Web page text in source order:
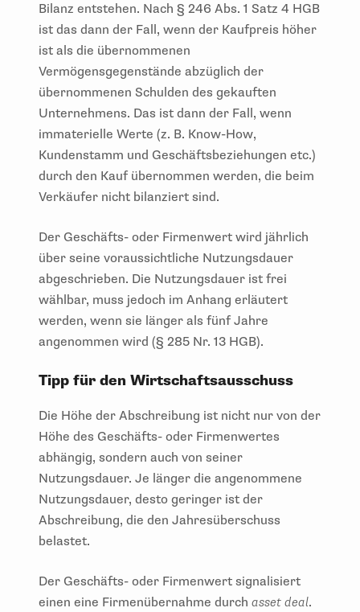
Bilanz entstehen. Nach § 246 Abs. 1 Satz 4 HGB
ist das dann der Fall, wenn der Kaufpreis höher
ist als die übernommenen
Vermögensgegenstände abzüglich der
übernommenen Schulden des gekauften
Unternehmens. Das ist dann der Fall, wenn
immaterielle Werte (z. B. Know-How,
Kundenstamm und Geschäftsbeziehungen etc.)
durch den Kauf übernommen werden, die beim
Verkäufer nicht bilanziert sind.
Der Geschäfts- oder Firmenwert wird jährlich
über seine voraussichtliche Nutzungsdauer
abgeschrieben. Die Nutzungsdauer ist frei
wählbar, muss jedoch im Anhang erläutert
werden, wenn sie länger als fünf Jahre
angenommen wird (§ 285 Nr. 13 HGB).
Tipp für den Wirtschaftsausschuss
Die Höhe der Abschreibung ist nicht nur von der
Höhe des Geschäfts- oder Firmenwertes
abhängig, sondern auch von seiner
Nutzungsdauer. Je länger die angenommene
Nutzungsdauer, desto geringer ist der
Abschreibung, die den Jahresüberschuss
belastet.
Der Geschäfts- oder Firmenwert signalisiert
einen eine Firmenübernahme durch asset deal.